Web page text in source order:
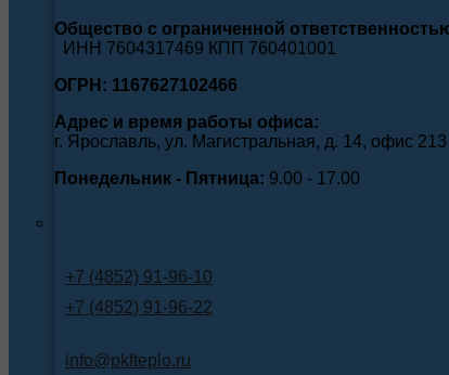
Общество с ограниченной
ИНН 7604317469 КПП 760401001
ОГРН: 1167627102466
Адрес и время работы офиса:
г. Ярославль, ул. Магистральная, д. 14, офис
Понедельник - Пятница: 9.00 - 17.00
+7 (4852) 91-96-10
+7 (4852) 91-96-22
info@pkfteplo.ru